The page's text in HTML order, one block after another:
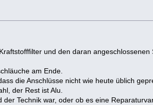
und den daran angeschlossenen
am Ende.
die Anschlüsse nicht wie heute üblich
der Rest ist Alu.
Technik war, oder ob es eine